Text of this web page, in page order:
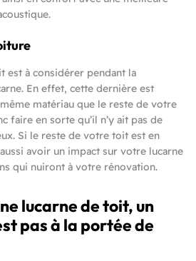
est à considérer pendant la
En effet, cette dernière est
matériau que le reste de votre
faire en sorte qu’il n’y ait pas de
Si le reste de votre toit est en
avoir un impact sur votre lucarne
qui nuiront à votre rénovation.
lucarne de toit, un
pas à la portée de